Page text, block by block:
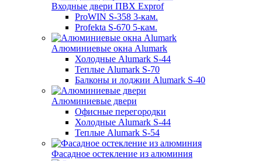
Входные двери ПВХ Exprof
ProWIN S-358 3-кам.
Profekta S-670 5-кам.
Алюминиевые окна Alumark
Холодные Alumark S-44
Теплые Alumark S-70
Балконы и лоджии Alumark S-40
Алюминиевые двери
Офисные перегородки
Холодные Alumark S-44
Теплые Alumark S-54
Фасадное остекление из алюминия